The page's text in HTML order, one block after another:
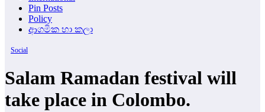
Pin Posts
Policy
ආගමික හා කලා
Social
Salam Ramadan festival will
take place in Colombo.